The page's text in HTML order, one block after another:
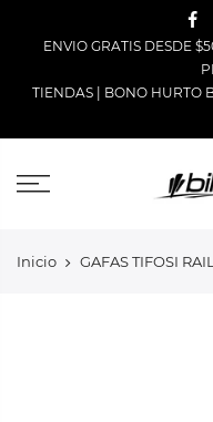
ENVIO GRATIS DESDE
TIENDAS| BONO HURTO
Inicio GAFAS TIFOSI